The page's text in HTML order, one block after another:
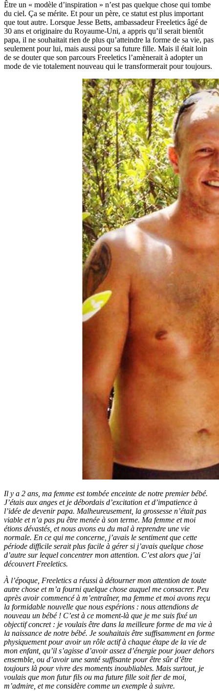
Être un « modèle d’inspiration » n’est pas quelque chose qui tombe
du ciel. Ça se mérite. Et pour un père, ce statut est plus important
que tout autre. Lorsque Jesse Betts, ambassadeur Freeletics âgé de
30 ans et originaire du Royaume-Uni, a appris qu’il serait bientôt
papa, il ne souhaitait rien de plus qu’atteindre la forme de sa vie, pas
seulement pour lui, mais aussi pour sa future fille. Mais il était loin
de se douter que son parcours Freeletics l’amènerait à adopter un
mode de vie totalement nouveau qui le transformerait pour toujours.
Il y a 2 ans, ma femme est tombée enceinte de notre premier bébé.
J’étais aux anges et je débordais d’excitation et d’impatience à
l’idée de devenir papa. Malheureusement, la grossesse n’était pas
viable et n’a pas pu être menée à son terme. Ma femme et moi
étions dévastés, et nous avons eu du mal à reprendre une vie
normale. En ce qui me concerne, j’avais le sentiment que cette
période difficile serait plus facile à gérer si j’avais quelque chose
d’autre sur lequel concentrer mon attention. C’est alors que j’ai
découvert Freeletics.
À l’époque, Freeletics a réussi à détourner mon attention de toute
autre chose et m’a fourni quelque chose auquel me consacrer. Peu
après avoir commencé à m’entraîner, ma femme et moi avons reçu
la formidable nouvelle que nous espérions : nous attendions de
nouveau un bébé ! C’est à ce moment-là que je me suis fixé un
objectif concret : je voulais être dans la meilleure forme de ma vie à
la naissance de notre bébé. Je souhaitais être suffisamment en forme
physiquement pour avoir un rôle actif à chaque étape de la vie de
mon enfant, qu’il s’agisse d’avoir assez d’énergie pour jouer dehors
ensemble, ou d’avoir une santé suffisante pour être sûr d’être
toujours là pour vivre des moments inoubliables. Mais surtout, je
voulais que mon futur fils ou ma future fille soit fier de moi,
m’admire, et me considère comme un exemple à suivre.